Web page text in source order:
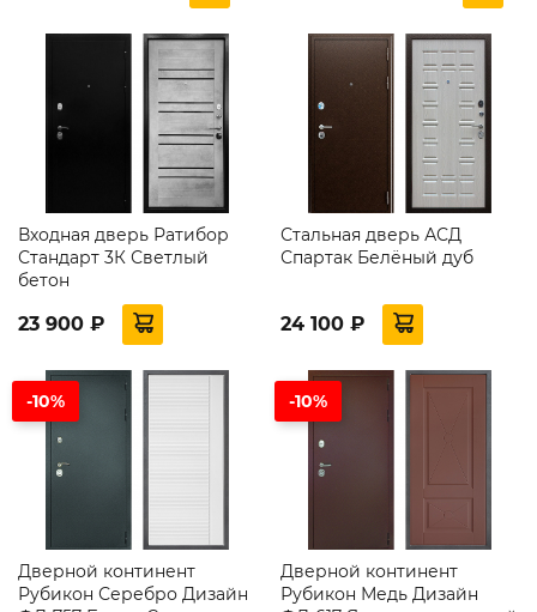
Входная дверь Ратибор
Стандарт 3К Светлый
бетон
23 900 ₽
Стальная дверь АСД
Спартак Белёный дуб
24 100 ₽
-10%
Дверной континент
Рубикон Серебро Дизайн
-10%
Дверной континент
Рубикон Медь Дизайн